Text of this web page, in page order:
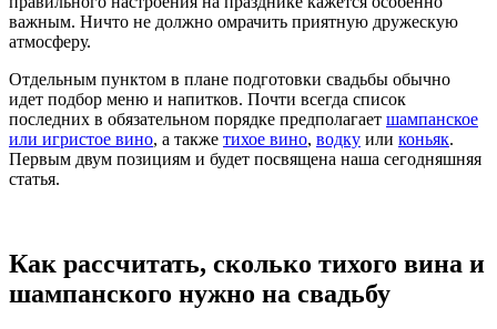
важным. Ничто не должно омрачить приятную дружескую
атмосферу.
Отдельным пунктом в плане подготовки свадьбы обычно
идет подбор меню и напитков. Почти всегда список
последних в обязательном порядке предполагает шампанское
или игристое вино, а также тихое вино, водку или коньяк.
Первым двум позициям и будет посвящена наша сегодняшняя
статья.
Как рассчитать, сколько тихого вина и
шампанского нужно на свадьбу